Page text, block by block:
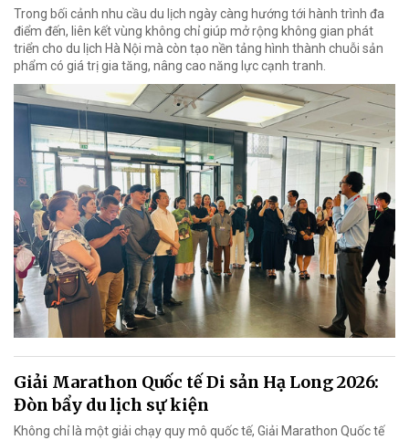
Trong bối cảnh nhu cầu du lịch ngày càng hướng tới hành trình đa
điểm đến, liên kết vùng không chỉ giúp mở rộng không gian phát
triển cho du lịch Hà Nội mà còn tạo nền tảng hình thành chuỗi sản
phẩm có giá trị gia tăng, nâng cao năng lực cạnh tranh.
Giải Marathon Quốc tế Di sản Hạ Long 2026:
Đòn bẩy du lịch sự kiện
Không chỉ là một giải chạy quy mô quốc tế, Giải Marathon Quốc tế